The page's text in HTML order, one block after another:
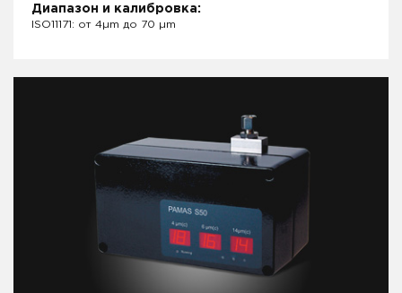
Диапазон и калибровка:
ISO11171: от 4µm до 70 µm